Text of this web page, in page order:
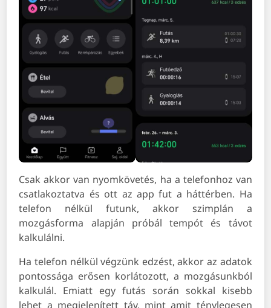
Csak akkor van nyomkövetés, ha a telefonhoz van
csatlakoztatva és ott az app fut a háttérben. Ha
telefon nélkül futunk, akkor szimplán a
mozgásforma alapján próbál tempót és távot
kalkulálni.
Ha telefon nélkül végzünk edzést, akkor az adatok
pontossága erősen korlátozott, a mozgásunkból
kalkulál. Emiatt egy futás során sokkal kisebb
lehet a megjelenített táv, mint amit ténylegesen